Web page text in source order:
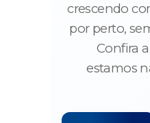
crescendo
por perto,
Confira
estamos